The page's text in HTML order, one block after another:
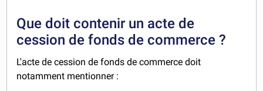
Que doit contenir un acte de
cession de fonds de commerce ?
L'acte de cession de fonds de commerce doit
notamment mentionner :